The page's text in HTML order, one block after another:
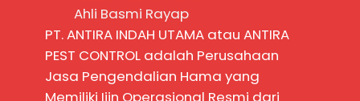
Ahli Basmi Rayap
PT. ANTIRA INDAH UTAMA atau ANTIRA
PEST CONTROL adalah Perusahaan
Jasa Pengendalian Hama yang
Memiliki Ijin Operasional Resmi dari